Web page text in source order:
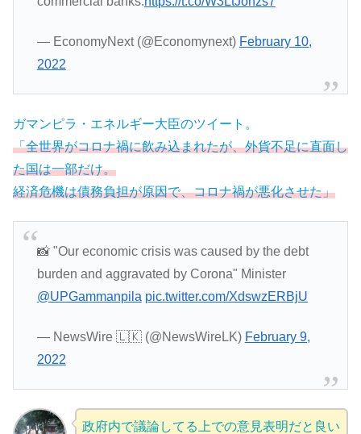
— EconomyNext (@Economynext) February 10,
2022
ガマンピラ・エネルギー大臣のツイート。
「全世界がコロナ禍に飲み込まれたが、外貨不足に直面し
た国は一部だけ。
経済危機は債務負担が原因で、コロナ禍が悪化させた」
📸 "Our economic crisis was caused by the debt
burden and aggravated by Corona" Minister
@UPGammanpila pic.twitter.com/XdswzERBjU
— NewsWire 🇱🇰 (@NewsWireLK) February 9,
2022
政府内で議論してる上での意見表明だと良い